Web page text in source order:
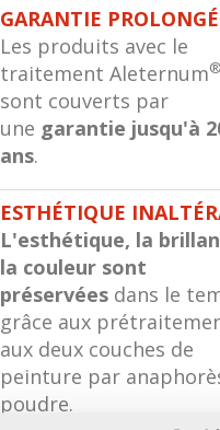
GARANTIE
Les produits avec le
traitement Aleternum®
sont couverts par
une garantie jusqu'à
ans.
ESTHÉTIQUE
L'esthétique, la
la couleur sont
préservées dans le
grâce aux
aux deux couches de
peinture par
poudre.